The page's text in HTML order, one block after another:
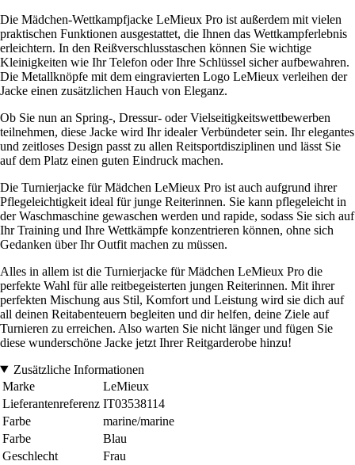
Die Mädchen-Wettkampfjacke LeMieux Pro ist außerdem mit vielen
praktischen Funktionen ausgestattet, die Ihnen das Wettkampferlebnis
erleichtern. In den Reißverschlusstaschen können Sie wichtige
Kleinigkeiten wie Ihr Telefon oder Ihre Schlüssel sicher aufbewahren.
Die Metallknöpfe mit dem eingravierten Logo LeMieux verleihen der
Jacke einen zusätzlichen Hauch von Eleganz.
Ob Sie nun an Spring-, Dressur- oder Vielseitigkeitswettbewerben
teilnehmen, diese Jacke wird Ihr idealer Verbündeter sein. Ihr elegantes
und zeitloses Design passt zu allen Reitsportdisziplinen und lässt Sie
auf dem Platz einen guten Eindruck machen.
Die Turnierjacke für Mädchen LeMieux Pro ist auch aufgrund ihrer
Pflegeleichtigkeit ideal für junge Reiterinnen. Sie kann pflegeleicht in
der Waschmaschine gewaschen werden und rapide, sodass Sie sich auf
Ihr Training und Ihre Wettkämpfe konzentrieren können, ohne sich
Gedanken über Ihr Outfit machen zu müssen.
Alles in allem ist die Turnierjacke für Mädchen LeMieux Pro die
perfekte Wahl für alle reitbegeisterten jungen Reiterinnen. Mit ihrer
perfekten Mischung aus Stil, Komfort und Leistung wird sie dich auf
all deinen Reitabenteuern begleiten und dir helfen, deine Ziele auf
Turnieren zu erreichen. Also warten Sie nicht länger und fügen Sie
diese wunderschöne Jacke jetzt Ihrer Reitgarderobe hinzu!
Zusätzliche Informationen
Marke
LeMieux
Lieferantenreferenz IT03538114
Farbe
marine/marine
Farbe
Blau
Geschlecht
Frau